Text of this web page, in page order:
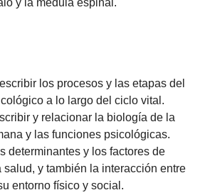
y la médula espinal.
los procesos y las etapas del
a lo largo del ciclo vital.
y relacionar la biología de la
y las funciones psicológicas.
determinantes y los factores de
salud, y también la interacción entre
entorno físico y social.